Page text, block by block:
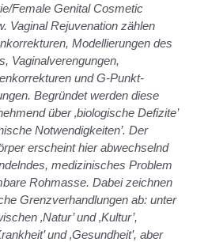
Female Genital Cosmetic
Vaginal Rejuvenation zählen
Modellierungen des
Vaginalverengungen,
und G-Punkt-
Begründet werden diese
über ‚biologische Defizite’
Notwendigkeiten’. Der
erscheint hier abwechselnd
medizinisches Problem
Rohmasse. Dabei zeichnen
Grenzverhandlungen ab: unter
‚Natur’ und ‚Kultur’,
und ‚Gesundheit’, aber